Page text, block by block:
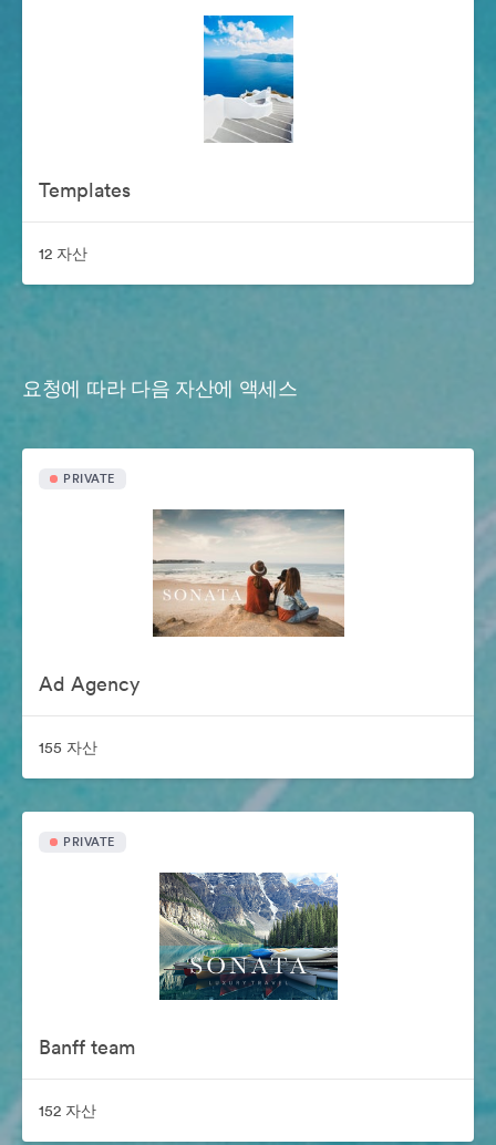
Templates
12 자산
요청에 따라 다음 자산에 액세스
PRIVATE
Ad Agency
155 자산
PRIVATE
Banff team
152 자산